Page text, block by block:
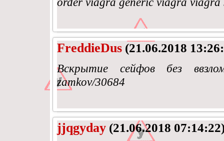
FreddieDus (21.06.2018
Вскрытие сейфов без
zamkov/30684
jjqgyday (21.06.2018